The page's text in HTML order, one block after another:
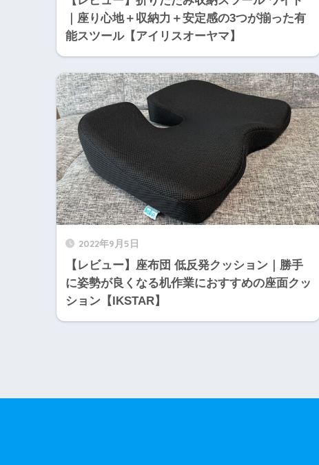
｜座り心地＋収納力＋安定感の3つが揃った有
能スツール【アイリスオーヤマ】
2022年9月5日
【レビュー】座布団 低反発クッション｜勝手
に姿勢が良くなる机作業におすすめの座面クッ
ション【IKSTAR】